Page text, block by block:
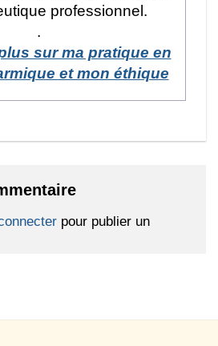
professionnel.
.
sur ma pratique en
et mon éthique
pour publier un